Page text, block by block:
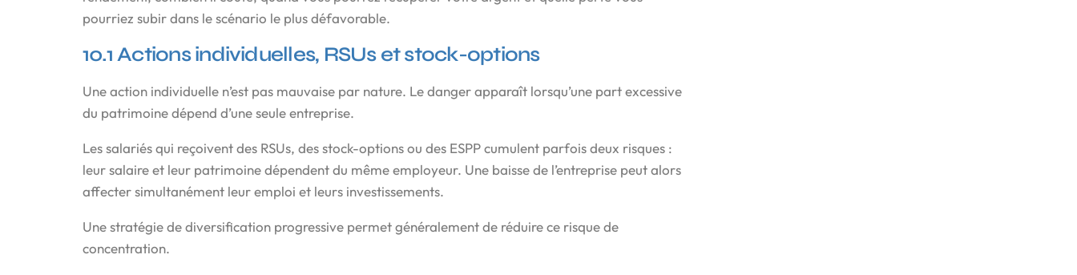
pourriez subir dans le scénario le plus défavorable.
10.1 Actions individuelles, RSUs et stock-options
Une action individuelle n’est pas mauvaise par nature. Le danger apparaît lorsqu’une part excessive
du patrimoine dépend d’une seule entreprise.
Les salariés qui reçoivent des RSUs, des stock-options ou des ESPP cumulent parfois deux risques :
leur salaire et leur patrimoine dépendent du même employeur. Une baisse de l’entreprise peut alors
affecter simultanément leur emploi et leurs investissements.
Une stratégie de diversification progressive permet généralement de réduire ce risque de
concentration.